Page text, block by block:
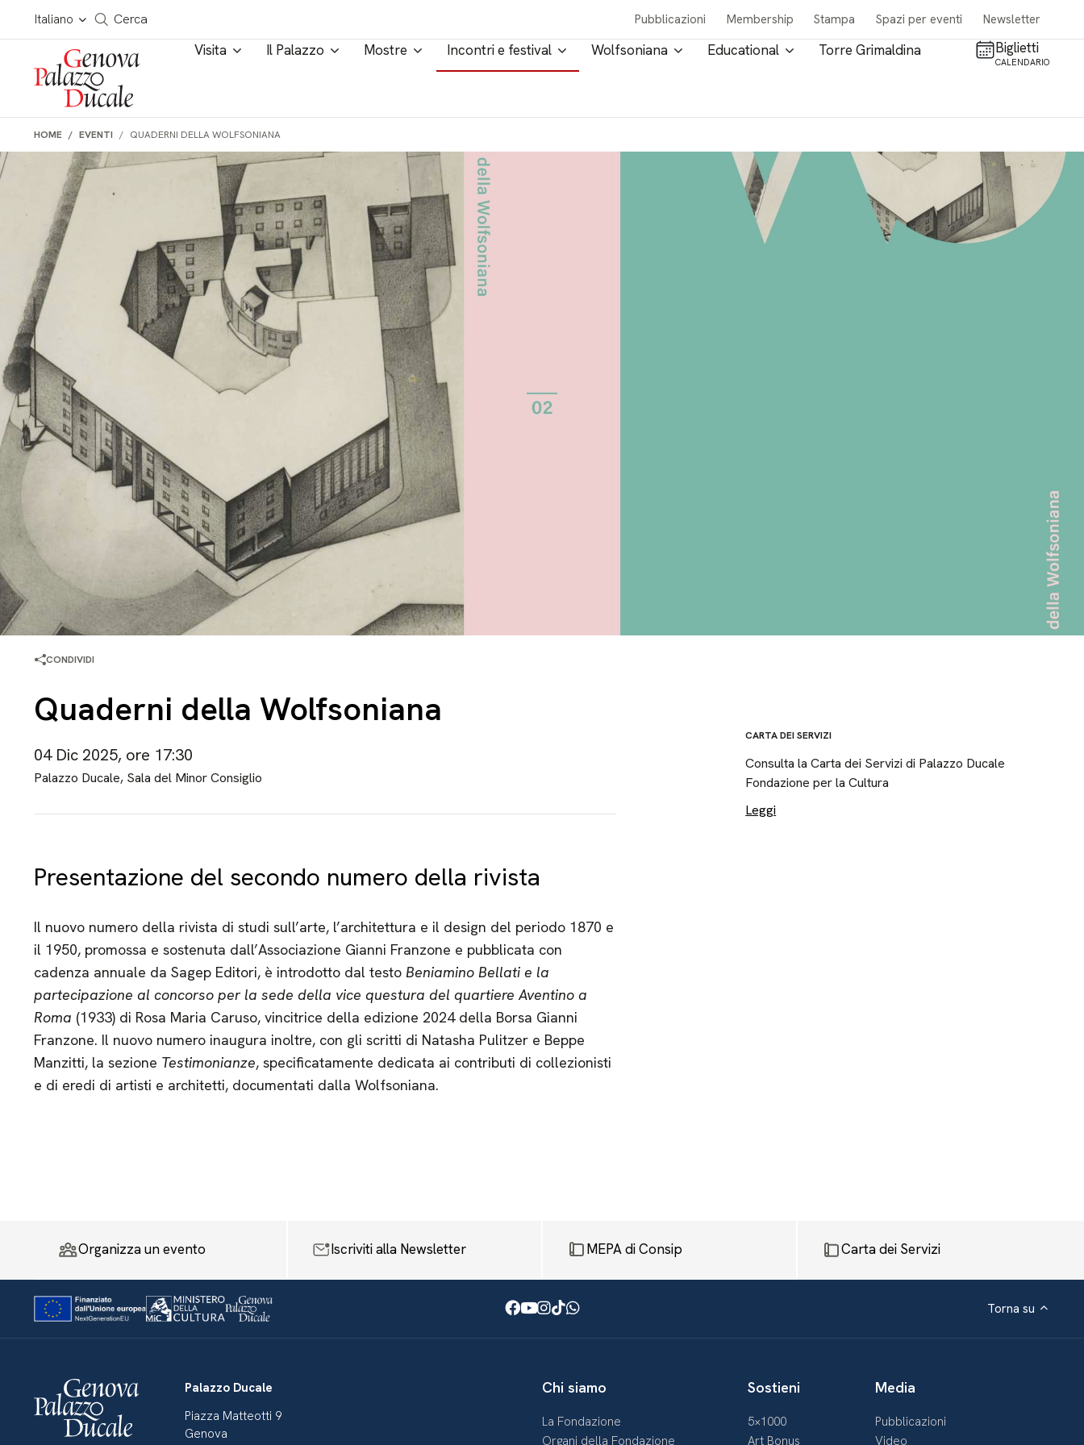
Salta al contenuto
Italiano
Cerca in tutto il sito
Cerca Pubblicazioni Membership Stampa Spazi per eventi Newsletter
Visita Il Palazzo Mostre Incontri e festival Wolfsoniana Educational Torre Grimaldina Biglietti
CALENDARIO
HOME EVENTI QUADERNI DELLA WOLFSONIANA
CONDIVIDI
Quaderni della Wolfsoniana
04 Dic 2025, ore 17:30
Palazzo Ducale, Sala del Minor Consiglio
Presentazione del secondo numero della rivista
Il nuovo numero della rivista di studi sull’arte, l’architettura e il design del periodo 1870 e
il 1950, promossa e sostenuta dall’Associazione Gianni Franzone e pubblicata con
cadenza annuale da Sagep Editori, è introdotto dal testo Beniamino Bellati e la
partecipazione al concorso per la sede della vice questura del quartiere Aventino a
Roma (1933) di Rosa Maria Caruso, vincitrice della edizione 2024 della Borsa Gianni
Franzone. Il nuovo numero inaugura inoltre, con gli scritti di Natasha Pulitzer e Beppe
Manzitti, la sezione Testimonianze, specificatamente dedicata ai contributi di collezionisti
e di eredi di artisti e architetti, documentati dalla Wolfsoniana.
CARTA DEI SERVIZI
Consulta la Carta dei Servizi di Palazzo Ducale
Fondazione per la Cultura
Leggi
Organizza un evento Iscriviti alla Newsletter MEPA di Consip Carta dei Servizi
Facebook
Youtube
Instagram
TikTok
WhatsApp Torna su
Palazzo Ducale
Piazza Matteotti 9
Genova
Chi siamo
La Fondazione
Organi della Fondazione
Sostieni
5×1000
Art Bonus
Media
Pubblicazioni
Video